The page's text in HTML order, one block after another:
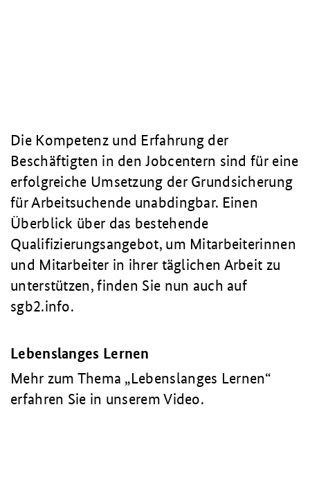
Die Kompetenz und Erfahrung der
Beschäftigten in den Jobcentern sind für eine
erfolgreiche Umsetzung der Grundsicherung
für Arbeitsuchende unabdingbar. Einen
Überblick über das bestehende
Qualifizierungsangebot, um Mitarbeiterinnen
und Mitarbeiter in ihrer täglichen Arbeit zu
unterstützen, finden Sie nun auch auf
sgb2.info.
Lebenslanges Lernen
Mehr zum Thema „Lebenslanges Lernen“
erfahren Sie in unserem Video.